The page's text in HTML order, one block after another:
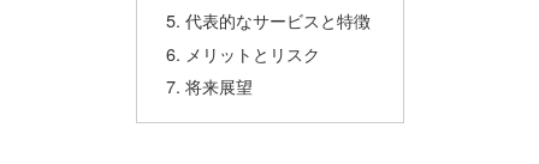
代表的なサービスと特徴
メリットとリスク
将来展望